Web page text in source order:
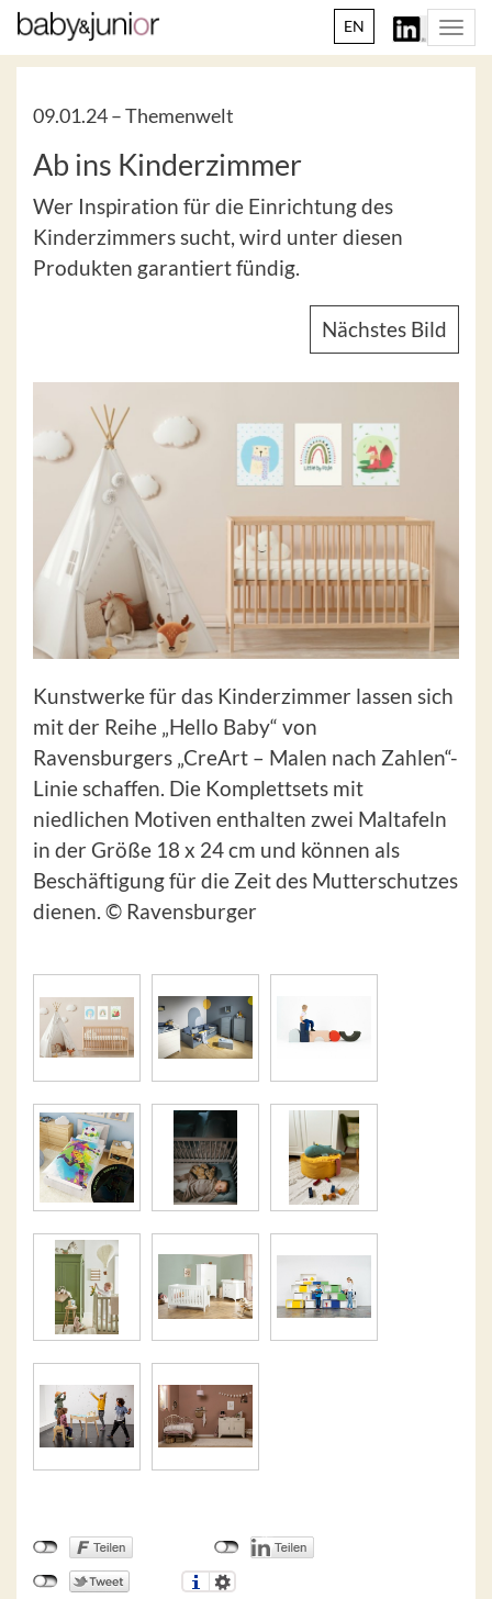
EN
09.01.24 –Themenwelt
Ab ins Kinderzimmer
Wer Inspiration für die Einrichtung des
Kinderzimmers sucht, wird unter diesen
Produkten garantiert fündig.
Nächstes Bild
Kunstwerke für das Kinderzimmer lassen sich
mit der Reihe „Hello Baby“ von
Ravensburgers „CreArt – Malen nach Zahlen“-
Linie schaffen. Die Komplettsets mit
niedlichen Motiven enthalten zwei Maltafeln
in der Größe 18 x 24 cm und können als
Beschäftigung für die Zeit des Mutterschutzes
dienen. © Ravensburger